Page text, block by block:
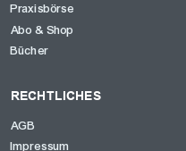
Praxisbörse
Abo & Shop
Bücher
RECHTLICHES
AGB
Impressum